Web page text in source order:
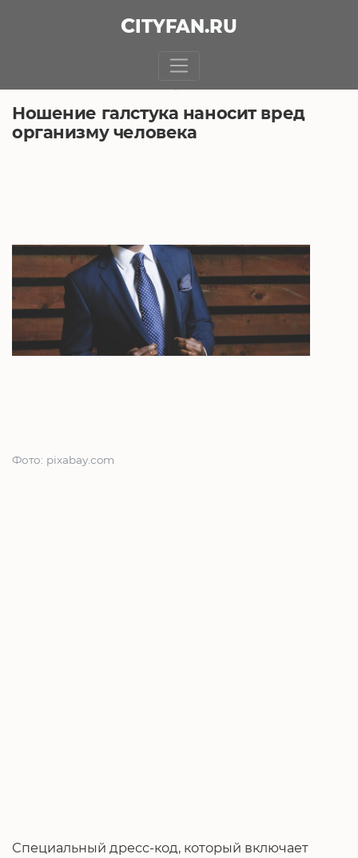
CITYFAN.RU
Ношение галстука наносит вред
организму человека
Фото: pixabay.com
Специальный дресс-код, который включает